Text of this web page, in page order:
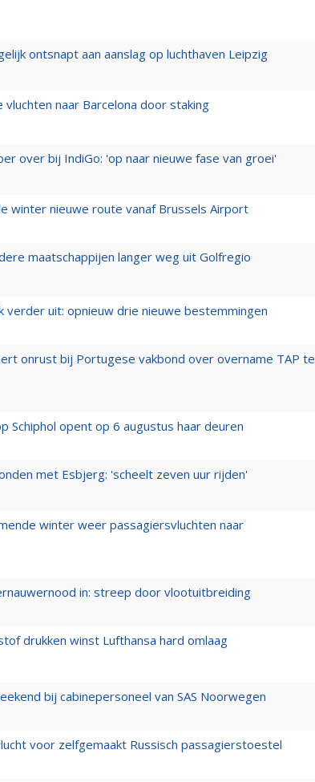
ontsnapt aan aanslag op luchthaven Leipzig
naar Barcelona door staking
over bij IndiGo: 'op naar nieuwe fase van groei'
winter nieuwe route vanaf Brussels Airport
maatschappijen langer weg uit Golfregio
verder uit: opnieuw drie nieuwe bestemmingen
onrust bij Portugese vakbond over overname TAP te
Schiphol opent op 6 augustus haar deuren
met Esbjerg: 'scheelt zeven uur rijden'
winter weer passagiersvluchten naar
in: streep door vlootuitbreiding
drukken winst Lufthansa hard omlaag
bij cabinepersoneel van SAS Noorwegen
voor zelfgemaakt Russisch passagierstoestel